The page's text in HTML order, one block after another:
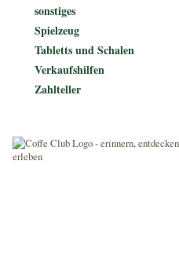
sonstiges
Spielzeug
Tabletts und Schalen
Verkaufshilfen
Zahlteller